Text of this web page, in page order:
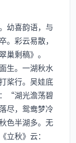
幼喜韵语，与
。彩云易散，
巢剩稿》。
生。一湖秋水
桨行。吴娃底
“湖光澹荡碧
尽，鸳鸯梦冷
色半湖多。无
秋》云：